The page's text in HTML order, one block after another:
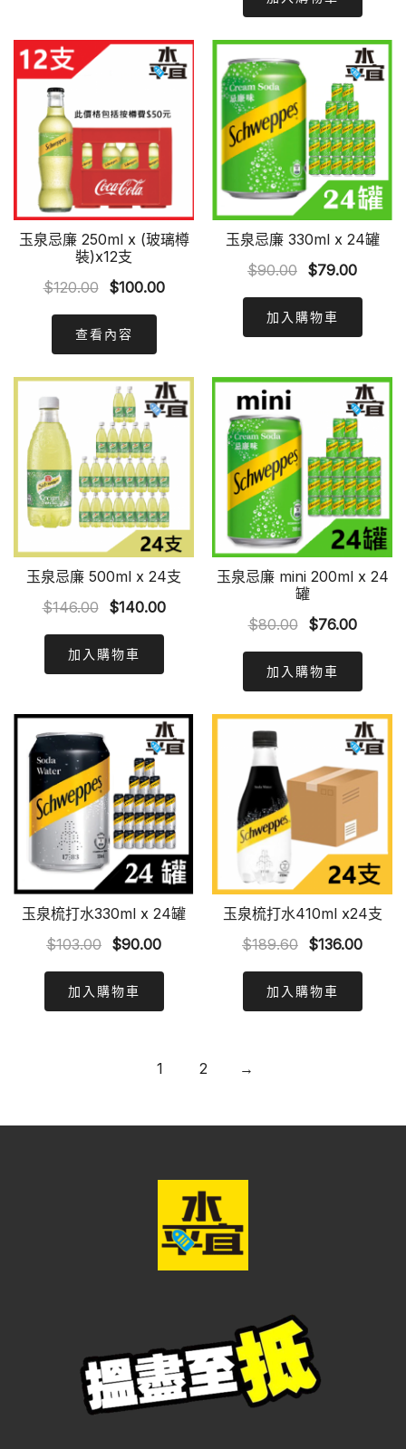
$100.00.
玉泉忌廉 250ml x (玻璃樽
裝)x12支
$120.00
Original
was:
$120.00.
$100.00Current
查看內容
玉泉忌廉 330ml x 24罐
$90.00 Original
was:
$90.00.
$79.00
加入購物車
玉泉忌廉 500ml x 24支
$146.00
Original
was:
$146.00.
$140.00Current
加入購物車
玉泉忌廉 mini 200ml x 24
罐
$80.00
Original
was:
$80.00.
$76.00
加入購物車
玉泉梳打水330ml x 24罐
$103.00 Original
was:
$103.00.
$90.00Current
$90.00.
加入購物車
玉泉梳打水410ml x24支
$189.60 Original
was:
$189.60.
$136.00
加入購物車
1 2 →